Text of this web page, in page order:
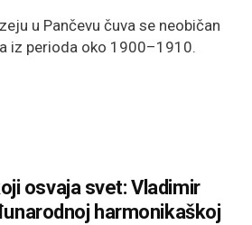
u Pančevu čuva se neobičan
iz perioda oko 1900–1910.
osvaja svet: Vladimir
harmonikaškoj